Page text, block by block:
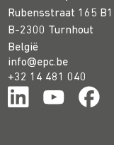
Rubensstraat 165 B1
B-2300 Turnhout
België
info@epc.be
+32 14 481 040